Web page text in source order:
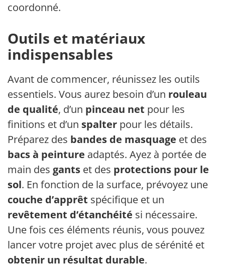
coordonné.
Outils et matériaux
indispensables
Avant de commencer, réunissez les outils
essentiels. Vous aurez besoin d’un rouleau
de qualité, d’un pinceau net pour les
finitions et d’un spalter pour les détails.
Préparez des bandes de masquage et des
bacs à peinture adaptés. Ayez à portée de
main des gants et des protections pour le
sol. En fonction de la surface, prévoyez une
couche d’apprêt spécifique et un
revêtement d’étanchéité si nécessaire.
Une fois ces éléments réunis, vous pouvez
lancer votre projet avec plus de sérénité et
obtenir un résultat durable.